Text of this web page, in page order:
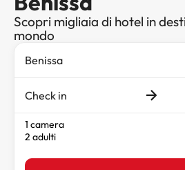
Scopri migliaia di hotel in
mondo
Check in
1 camera
2 adulti